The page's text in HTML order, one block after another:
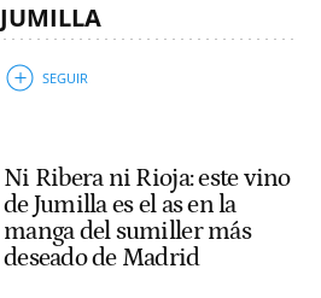
JUMILLA
Ni Ribera ni Rioja: este vino
de Jumilla es el as en la
manga del sumiller más
deseado de Madrid